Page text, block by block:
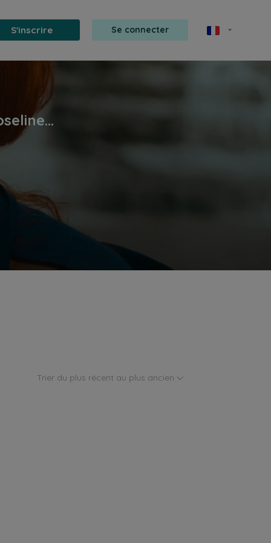
S'inscrire Se connecter
Trier du plus récent au plus ancien